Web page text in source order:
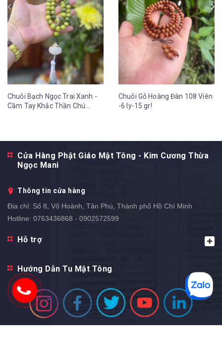
Chuỗi Bạch Ngọc Trai Xanh -
Cầm Tay Khắc Thần Chú
Chuỗi Gỗ Hoàng Đàn 108 Viên
-6 ly-15 gr!
Cửa Hàng Phật Giáo Mật Tông - Kim Cương Thừa
Ngọc Mani
Thông tin cửa hàng
Địa chỉ: Số 8, Võ Hoành, Tân Phú, Thành phố Hồ Chí Minh
Hotline: 0763436868 - 0902572599
Hỗ trợ
Hướng Dẫn Tu Mật Tông